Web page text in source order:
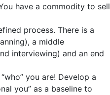
have a commodity to sell
process. There is a
a middle
interviewing) and an end
you are! Develop a
you” as a baseline to